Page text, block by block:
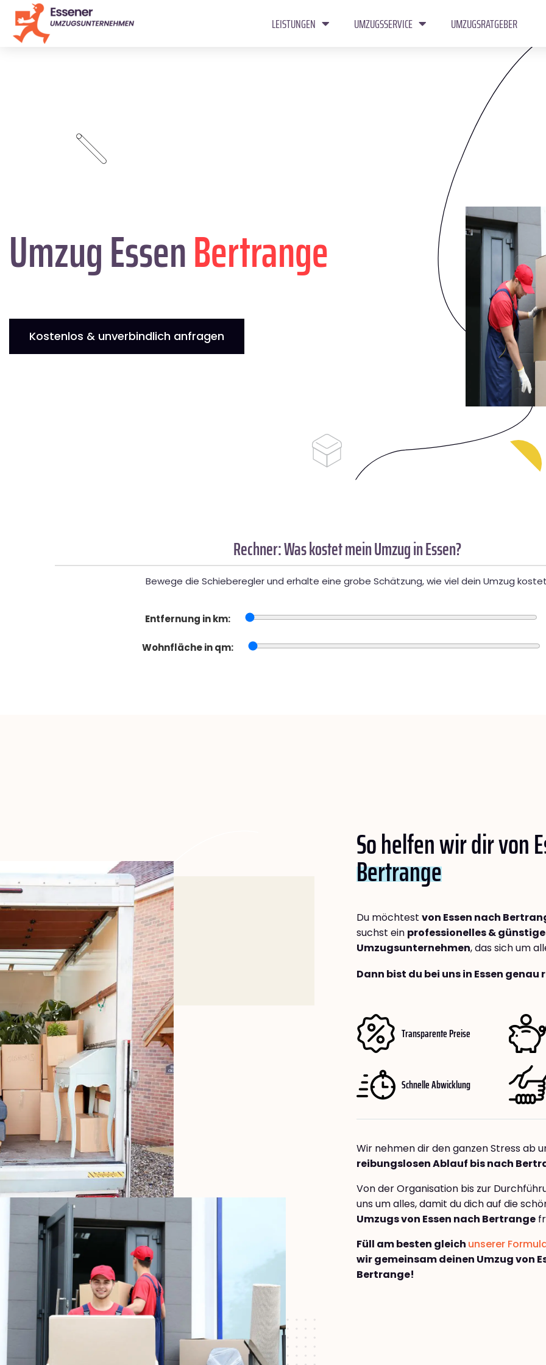
LEISTUNGEN UMZUGSSERVICE UMZUGSRATGEBER
Umzug EssenBertrange
Kostenlos & unverbindlich anfragen
Rechner: Was kostet mein Umzug in Essen?
Bewege die Schieberegler und erhalte eine grobe Schätzung, wie viel dein Umzug
Entfernung in km:
Wohnfläche in qm:
So helfen wir dir von
Bertrange
Du möchtest von Essen nach
suchst ein professionelles &
Umzugsunternehmen, das sich um
Dann bist du bei uns in Essen
Transparente Preise
Schnelle Abwicklung
Wir nehmen dir den ganzen Stress ab
reibungslosen Ablauf bis nach
Von der Organisation bis zur
uns um alles, damit du dich auf die
Umzugs von Essen nach Bertrange
Füll am besten gleich unserer
wir gemeinsam deinen Umzug von
Bertrange!